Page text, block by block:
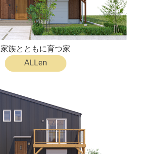
家族とともに育つ家
ALLen